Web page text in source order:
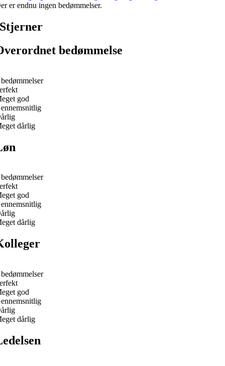
er endnu ingen bedømmelser.
Stjerner
bedømmelse
god
dårlig
god
dårlig
god
dårlig